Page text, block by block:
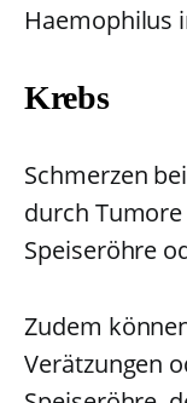
Haemophilus
Krebs
Schmerzen
durch
Speiseröhre
Zudem
Verätzungen